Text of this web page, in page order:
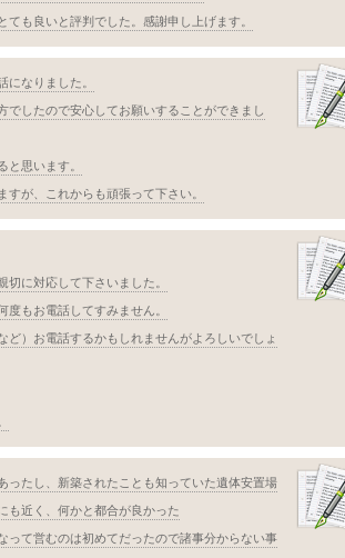
ても良いと評判でした。感謝申し上げます。
になりました。
でしたので安心してお願いすることができまし
と思います。
すが、これからも頑張って下さい。
切に対応して下さいました。
度もお電話してすみません。
ど）お電話するかもしれませんがよろしいでしょ
ったし、新築されたことも知っていた遺体安置場
も近く、何かと都合が良かった
って営むのは初めてだったので諸事分からない事